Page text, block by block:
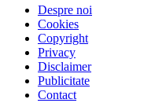
Despre noi
Cookies
Copyright
Privacy
Disclaimer
Publicitate
Contact